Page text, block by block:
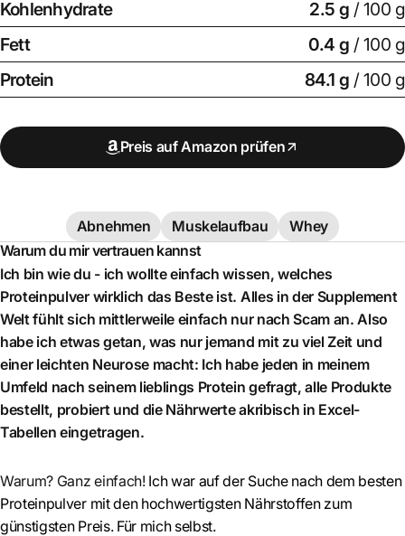
Kohlenhydrate
2.5 g / 100 g
Fett
0.4 g / 100 g
Protein
84.1 g / 100 g
Preis auf Amazon prüfen
Abnehmen Muskelaufbau
Whey
Warum du mir vertrauen kannst
Ich bin wie du - ich wollte einfach wissen, welches
Proteinpulver wirklich das Beste ist. Alles in der Supplement
Welt fühlt sich mittlerweile einfach nur nach Scam an. Also
habe ich etwas getan, was nur jemand mit zu viel Zeit und
einer leichten Neurose macht: Ich habe jeden in meinem
Umfeld nach seinem lieblings Protein gefragt, alle Produkte
bestellt, probiert und die Nährwerte akribisch in Excel-
Tabellen eingetragen.
Warum? Ganz einfach! Ich war auf der Suche nach dem besten
Proteinpulver mit den hochwertigsten Nährstoffen zum
günstigsten Preis. Für mich selbst.